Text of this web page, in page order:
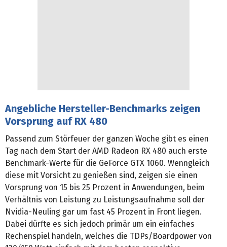
Angebliche Hersteller-Benchmarks zeigen
Vorsprung auf RX 480
Passend zum Störfeuer der ganzen Woche gibt es einen
Tag nach dem Start der AMD Radeon RX 480 auch erste
Benchmark-Werte für die GeForce GTX 1060. Wenngleich
diese mit Vorsicht zu genießen sind, zeigen sie einen
Vorsprung von 15 bis 25 Prozent in Anwendungen, beim
Verhältnis von Leistung zu Leistungsaufnahme soll der
Nvidia-Neuling gar um fast 45 Prozent in Front liegen.
Dabei dürfte es sich jedoch primär um ein einfaches
Rechenspiel handeln, welches die TDPs/Boardpower von